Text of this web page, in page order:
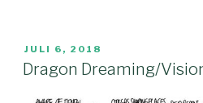
JULI 6, 2018
Dragon Dreaming/